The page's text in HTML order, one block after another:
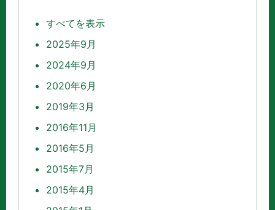
すべてを表示
2025年9月
2024年9月
2020年6月
2019年3月
2016年11月
2016年5月
2015年7月
2015年4月